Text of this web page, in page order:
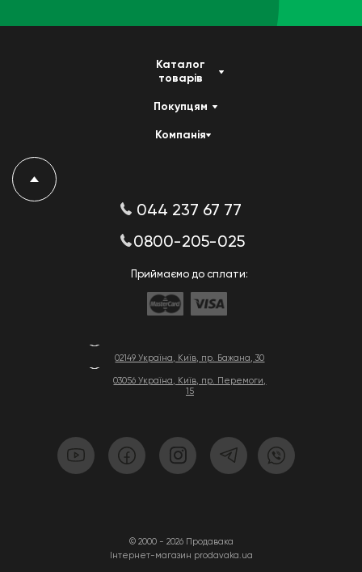
02149 Україна, Київ, пр. Бажана, 30
03056 Україна, Київ, пр. Перемоги,
15
© 2000 - 2026 Продавака
Інтернет-магазин prodavaka.ua
Каталог
товарів
Покупцям
Компанія
044 237 67 77
0800-205-025
Приймаємо до сплати: